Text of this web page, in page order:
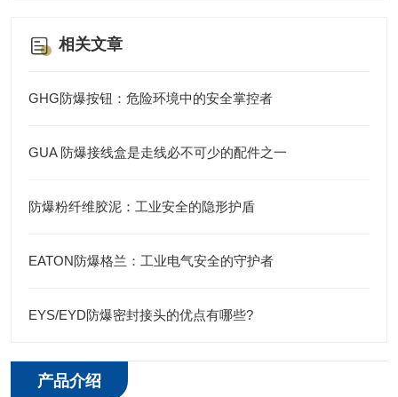
相关文章
GHG防爆按钮：危险环境中的安全掌控者
GUA 防爆接线盒是走线必不可少的配件之一
防爆粉纤维胶泥：工业安全的隐形护盾
EATON防爆格兰：工业电气安全的守护者
EYS/EYD防爆密封接头的优点有哪些?
产品介绍